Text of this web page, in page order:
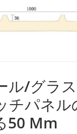
ル/グラ
チパネル
50 Mm